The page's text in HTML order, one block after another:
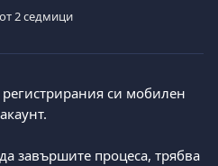
2 седмици
си мобилен
завършите процеса, трябва